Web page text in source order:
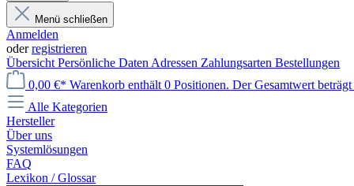
Menü schließen
Anmelden
oderregistrieren
Übersicht Persönliche Daten Adressen Zahlungsarten Bestellungen
0,00 €* Warenkorb enthält 0 Positionen. Der Gesamtwert
Alle Kategorien
Hersteller
Über uns
Systemlösungen
FAQ
Lexikon / Glossar